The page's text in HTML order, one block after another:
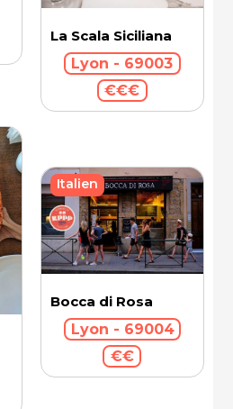
La Scala Siciliana
Lyon - 69003
€€€
Bocca di Rosa
Lyon - 69004
€€
Italien